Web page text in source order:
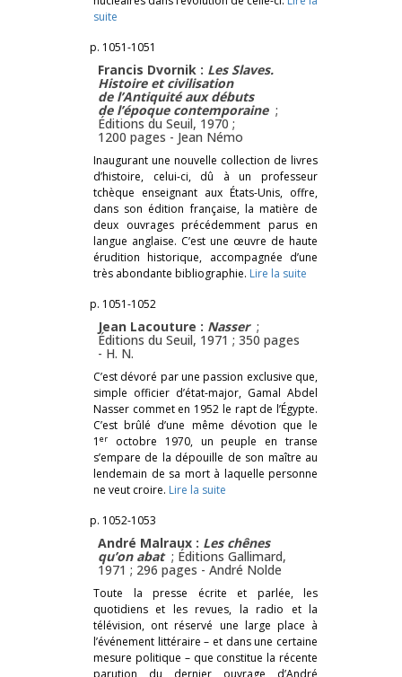
suite
p. 1051-1051
Francis Dvornik : Les Slaves.
Histoire et civilisation
de l’Antiquité aux débuts
de l’époque contemporaine ;
Éditions du Seuil, 1970 ;
1200 pages - Jean Némo
Inaugurant une nouvelle collection de livres
d’histoire, celui-ci, dû à un professeur
tchèque enseignant aux États-Unis, offre,
dans son édition française, la matière de
deux ouvrages précédemment parus en
langue anglaise. C’est une œuvre de haute
érudition historique, accompagnée d’une
très abondante bibliographie. Lire la suite
p. 1051-1052
Jean Lacouture : Nasser ;
Éditions du Seuil, 1971 ; 350 pages
- H. N.
C’est dévoré par une passion exclusive que,
simple officier d’état-major, Gamal Abdel
Nasser commet en 1952 le rapt de l’Égypte.
C’est brûlé d’une même dévotion que le
1 er
octobre 1970, un peuple en transe
s’empare de la dépouille de son maître au
lendemain de sa mort à laquelle personne
ne veut croire. Lire la suite
p. 1052-1053
André Malraux : Les chênes
qu’on abat ; Éditions Gallimard,
1971 ; 296 pages - André Nolde
Toute la presse écrite et parlée, les
quotidiens et les revues, la radio et la
télévision, ont réservé une large place à
l’événement littéraire – et dans une certaine
mesure politique – que constitue la récente